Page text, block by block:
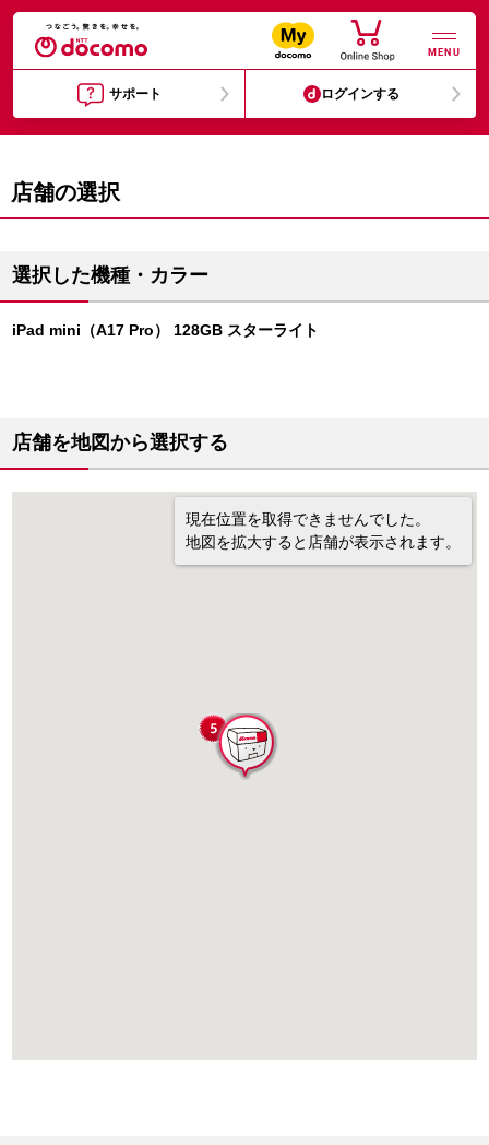
MENU
サポート ログインする
店舗の選択
選択した機種・カラー
iPad mini（A17 Pro） 128GB スターライト
店舗を地図から選択する
現在位置を取得できませんでした。
地図を拡大すると店舗が表示されます。